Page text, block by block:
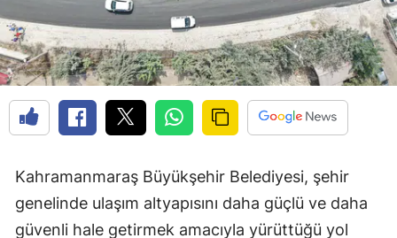
Kahramanmaraş Büyükşehir Belediyesi, şehir
genelinde ulaşım altyapısını daha güçlü ve daha
güvenli hale getirmek amacıyla yürüttüğü yol